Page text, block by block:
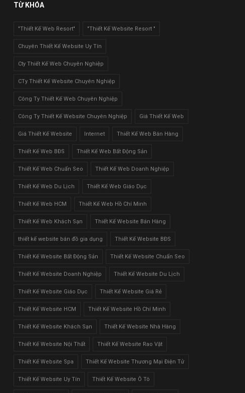
TỪ KHÓA
"Thiết Kế Web Resort" "Thiết Kế Website Resort "
Chuyên Thiết Kế Website Uy Tín
Cty Thiết Kế Web Chuyên Nghiệp
CTy Thiết Kế Website Chuyên Nghiệp
Công Ty Thiết Kế Web Chuyên Nghiệp
Công Ty Thiết Kế Website Chuyên Nghiệp Giá Thiết Kế Web
Giá Thiết Kế Website Internet Thiết Kế Web Bán Hàng
Thiết Kế Web BĐS Thiết Kế Web Bất Động Sản
Thiết Kế Web Chuẩn Seo Thiết Kế Web Doanh Nghiệp
Thiết Kế Web Du Lịch Thiết Kế Web Giáo Dục
Thiết Kế Web HCM Thiết Kế Web Hồ Chí Minh
Thiết Kế Web Khách Sạn Thiết Kế Website Bán Hàng
thiết kế website bán đồ gia dụng Thiết Kế Website BĐS
Thiết Kế Website Bất Động Sản Thiết Kế Website Chuẩn Seo
Thiết Kế Website Doanh Nghiệp Thiết Kế Website Du Lịch
Thiết Kế Website Giáo Dục Thiết Kế Website Giá Rẻ
Thiết Kế Website HCM Thiết Kế Website Hồ Chí Minh
Thiết Kế Website Khách Sạn Thiết Kế Website Nhà Hàng
Thiết Kế Website Nội Thất Thiết Kế Website Rao Vặt
Thiết Kế Website Spa Thiết Kế Website Thương Mại Điện Tử
Thiết Kế Website Uy Tín Thiết Kế Website Ô Tô